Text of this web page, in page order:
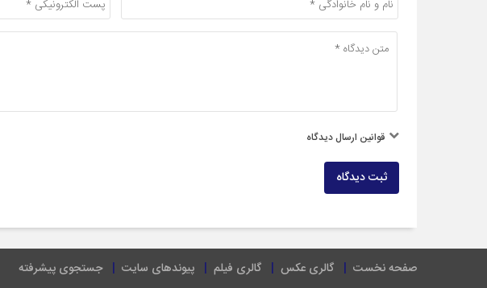
قوانین ارسال دیدگاه
ثبت دیدگاه
صفحه نخست گالری عکس گالری فیلم پیوندهای سایت جستجوی پیشرفته